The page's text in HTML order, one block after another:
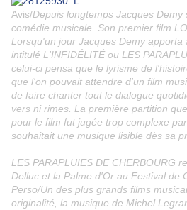
Avis/Depuis longtemps Jacques
comédie musicale. Son premier film
Lorsqu'un jour Jacques Demy
intitulé L'INFIDÉLITÉ ou LES
celui-ci pensa que le lyrisme de
que l'on pouvait attendre d'un film
de faire chanter tout le dialogue
vers ni rimes. La première partition
pour le film fut jugée trop complexe
souhaitait une musique lisible dès sa
LES PARAPLUIES DE CHERBOURG
Delluc et la Palme d'Or au Festival de
Perso/Un des plus grands films
originalité, la musique de Michel